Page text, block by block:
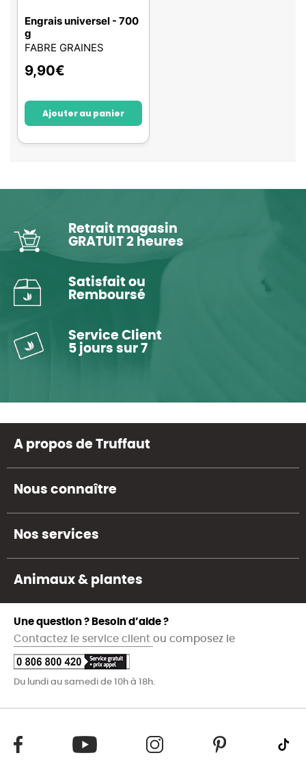
Engrais universel - 700
g
FABRE GRAINES
9,90€
Ajouter au panier
Retrait magasin
GRATUIT 2 heures
Satisfait ou
Remboursé
Service Client
5 jours sur 7
A propos de Truffaut
Nous connaître
Nos services
Animaux & plantes
Une question ? Besoin d’aide ?
Contactez le service client ou composez le
Du lundi au samedi de 10h à 18h.